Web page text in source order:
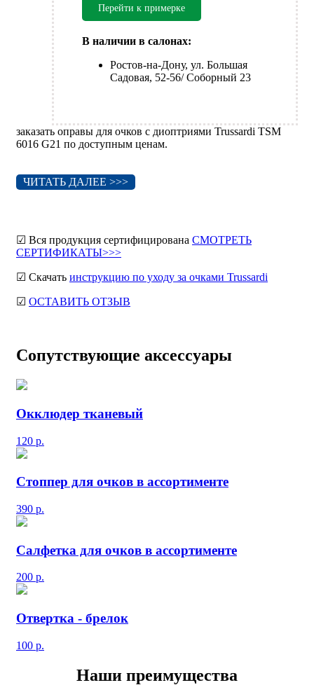
Перейти к примерке
В наличии в салонах:
Ростов-на-Дону, ул. Большая
Садовая, 52-56/ Соборный 23
заказать оправы для очков с диоптриями Trussardi TSM
6016 G21 по доступным ценам.
ЧИТАТЬ ДАЛЕЕ >>>
☑ Вся продукция сертифицирована СМОТРЕТЬ
СЕРТИФИКАТЫ>>>
☑ Скачать инструкцию по уходу за очками Trussardi
☑ ОСТАВИТЬ ОТЗЫВ
Сопутствующие аксессуары
Окклюдер тканевый
120 р.
Стоппер для очков в ассортименте
390 р.
Салфетка для очков в ассортименте
200 р.
Отвертка - брелок
100 р.
Наши преимущества